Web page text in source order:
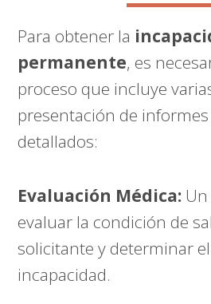
Para obtener la
permanente, es
proceso que incluye
presentación de
detallados:
Evaluación Médica:
evaluar la condición de
solicitante y determinar
incapacidad.